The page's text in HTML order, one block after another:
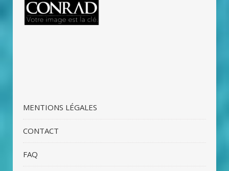
MENTIONS LÉGALES
CONTACT
FAQ